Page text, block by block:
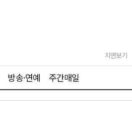
지면보기
방송·연예 주간매일